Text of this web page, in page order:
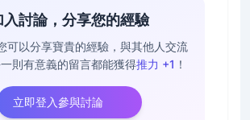
入討論，分享您的經驗
可以分享寶貴的經驗，與其他人交流
則有意義的留言都能獲得推力 +1 ！
立即登入參與討論